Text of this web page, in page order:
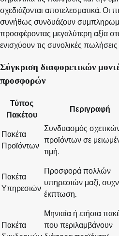
σχεδιάζονται αποτελεσματικά. Οι
συνήθως συνδυάζουν
προσφέροντας μεγαλύτερη αξία
ενισχύουν τις συνολικές πωλήσεις
Σύγκριση διαφορετικών
προσφορών
Τύπος
Πακέτου
Περιγραφή
Πακέτα
Προϊόντων
Συνδυασμός
προϊόντων σε
τιμή.
Πακέτα
Υπηρεσιών
Προσφορά πολλών
υπηρεσιών μαζί,
έκπτωση.
Πακέτα
Μηνιαία ή ετήσια
που περιλαμβάνουν